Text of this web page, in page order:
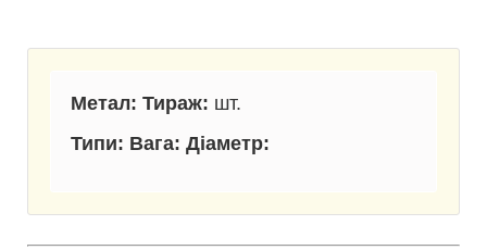
Метал: Тираж: шт.
Типи: Вага: Діаметр: